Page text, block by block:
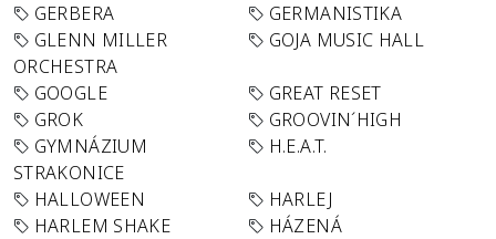
GERBERA
GERMANISTIKA
GLENN MILLER
ORCHESTRA
GOJA MUSIC HALL
GOOGLE
GREAT RESET
GROK
GROOVIN´HIGH
GYMNÁZIUM
STRAKONICE
H.E.A.T.
HALLOWEEN
HARLEJ
HARLEM SHAKE
HÁZENÁ